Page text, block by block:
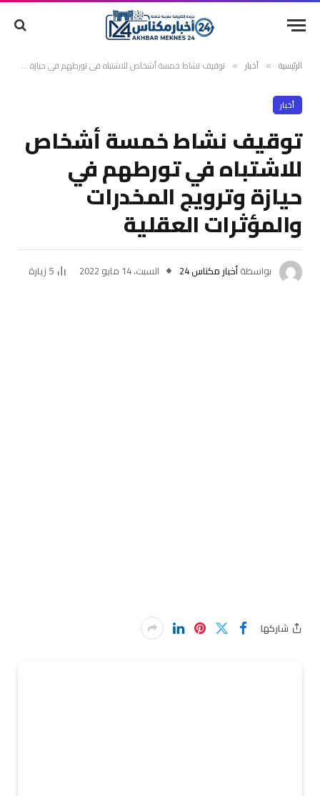
الرئيسية » أخبار » توقيف نشاط خمسة أشخاص للاشتباه في تورطهم في حيازة وترويج المخدرات والمؤثرات العقلية
أخبار
توقيف نشاط خمسة أشخاص
للاشتباه في تورطهم في
حيازة وترويج المخدرات
والمؤثرات العقلية
بواسطةأخبار مكناس 24 السبت، 14 مايو 2022 5 زيارة
شاركها